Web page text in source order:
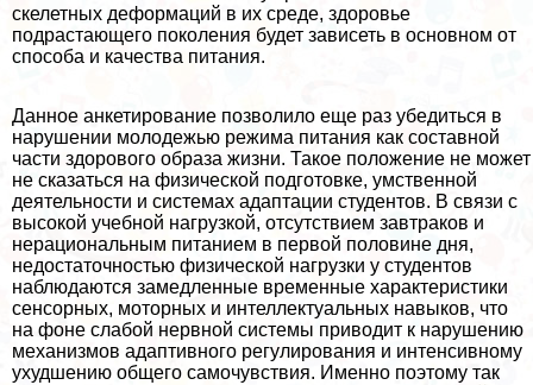
скелетных деформаций в их среде, здоровье
подрастающего поколения будет зависеть в основном от
способа и качества питания.
Данное анкетирование позволило еще раз убедиться в
нарушении молодежью режима питания как составной
части здорового образа жизни. Такое положение не может
не сказаться на физической подготовке, умственной
деятельности и системах адаптации студентов. В связи с
высокой учебной нагрузкой, отсутствием завтpaков и
нерациональным питанием в первой половине дня,
недостаточностью физической нагрузки у студентов
наблюдаются замедленные временные хаpaктеристики
сенсорных, моторных и интеллектуальных навыков, что
на фоне слабой нервной системы приводит к нарушению
механизмов адаптивного регулирования и интенсивному
ухудшению общего самочувствия. Именно поэтому так